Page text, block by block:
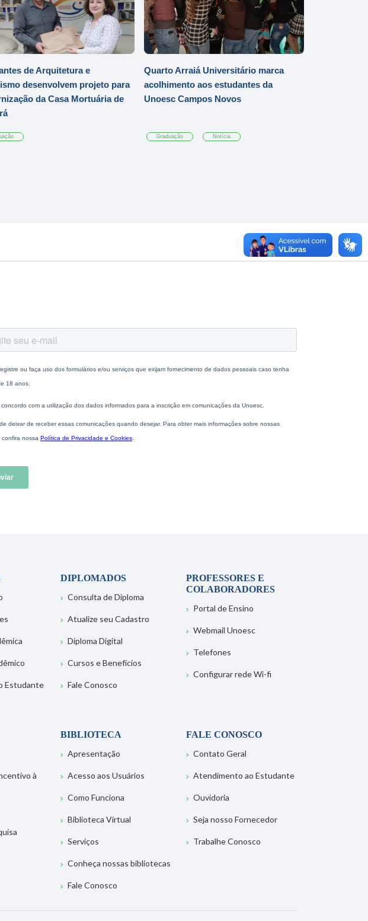
de Arquitetura e
desenvolvem projeto para
da Casa Mortuária de
Quarto Arraiá Universitário marca
acolhimento aos estudantes da
Unoesc Campos Novos
Graduação Notícia
Estudante
DIPLOMADOS
Consulta de Diploma
Atualize seu Cadastro
Diploma Digital
Cursos e Benefícios
Fale Conosco
PROFESSORES E
COLABORADORES
Portal de Ensino
Webmail Unoesc
Telefones
Configurar rede Wi-fi
à
BIBLIOTECA
Apresentação
Acesso aos Usuários
Como Funciona
Biblioteca Virtual
Serviços
Conheça nossas bibliotecas
Fale Conosco
FALE CONOSCO
Contato Geral
Atendimento ao Estudante
Ouvidoria
Seja nosso Fornecedor
Trabalhe Conosco